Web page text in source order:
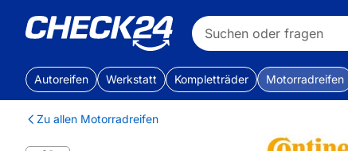
Autoreifen Werkstatt Kompletträder Motorradreifen
Zu allen Motorradreifen